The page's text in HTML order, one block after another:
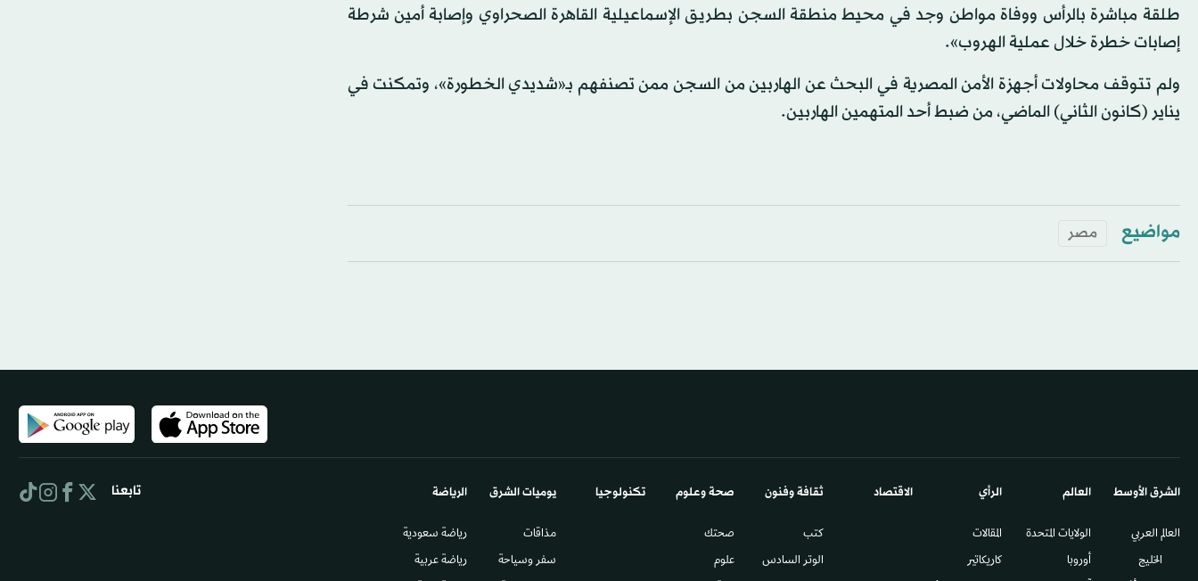
طلقة مباشرة بالرأس ووفاة مواطن وجد في محيط منطقة السجن بطريق الإسماعيلية القاهرة الصحراوي وإصابة أمين شرطة
إصابات خطرة خلال عملية الهروب».
ولم تتوقف محاولات أجهزة الأمن المصرية في البحث عن الهاربين من السجن ممن تصنفهم بـ«شديدي الخطورة»، وتمكنت في
يناير (كانون الثاني) الماضي، من ضبط أحد المتهمين الهاربين.
مواضيع مصر
الشرق الأوسط​
العالم العربي
الخليج
العالم
الولايات المتحدة
أوروبا
الرأي
المقالات
كاريكاتير
الاقتصاد ثقافة وفنون
كتب
الوتر السادس​
صحة وعلوم
صحتك
علوم
تكنولوجيا يوميات الشرق​
مذاقات
سفر وسياحة
الرياضة
رياضة سعودية
رياضة عربية
تابعنا